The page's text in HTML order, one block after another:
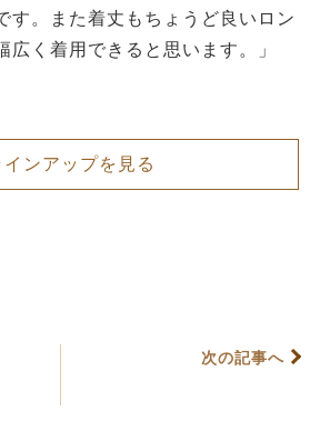
す。また着丈もちょうど良いロン
広く着用できると思います。」
インアップを見る
次の記事へ